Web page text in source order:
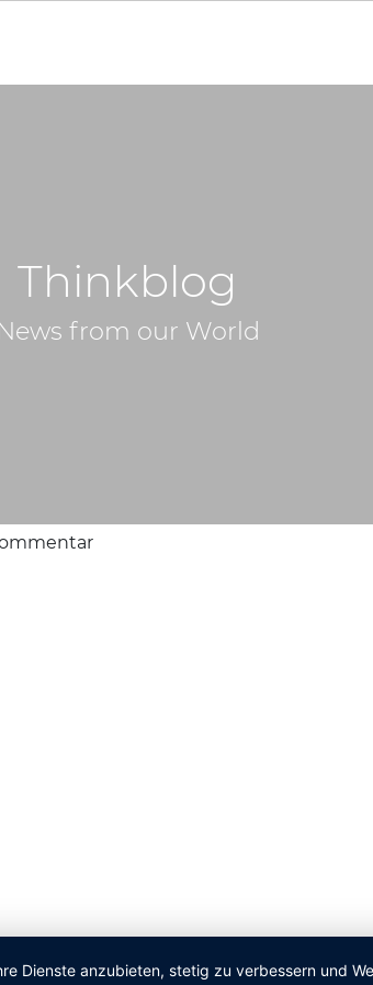
Thinkblog
News from our World
Dienste anzubieten, stetig zu verbessern und